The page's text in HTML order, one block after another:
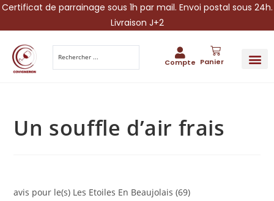
Certificat de parrainage sous 1h par mail. Envoi postal sous 24h.
Livraison J+2
Compte Panier
Un souffle d’air frais
avis pour le(s) Les Etoiles En Beaujolais (69)